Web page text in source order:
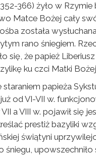
366) żyło w
Matce Bożej cały
została
rano śniegiem.
że papież
ku czci Matki
papieża
od VI-VII w.
a VIII w. pojawił się
prestiż bazyliki
świątyni